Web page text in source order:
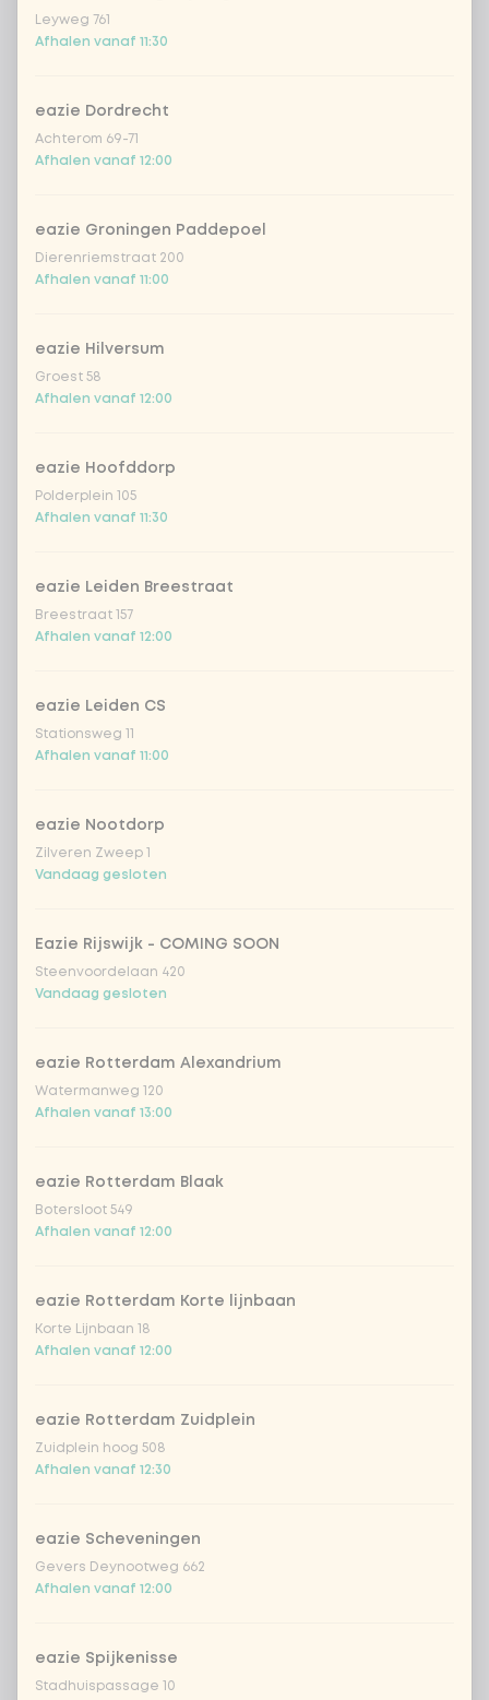
sweet sour sauce (vegan)
black chilli
thai curry (vega)
bombai curry (vega)
sweet 'n spicy (vegan)
Rijst of noedels
sushirijst (soft & sticky)
zilvervlies rijst
ramen noedels
udon noedels
ramen volkoren noedels
extra groente
babymaïs
broccoli
Leyweg 761
Afhalen vanaf 11:30
eazie Dordrecht
Achterom 69-71
Afhalen vanaf 12:00
eazie Groningen Paddepoel
Dierenriemstraat 200
Afhalen vanaf 11:00
eazie Hilversum
Groest 58
Afhalen vanaf 12:00
eazie Hoofddorp
Polderplein 105
Afhalen vanaf 11:30
eazie Leiden Breestraat
Breestraat 157
Afhalen vanaf 12:00
eazie Leiden CS
Stationsweg 11
Afhalen vanaf 11:00
eazie Nootdorp
Zilveren Zweep 1
Vandaag gesloten
Eazie Rijswijk - COMING SOON
Steenvoordelaan 420
Vandaag gesloten
eazie Rotterdam Alexandrium
Watermanweg 120
Afhalen vanaf 13:00
eazie Rotterdam Blaak
Botersloot 549
Afhalen vanaf 12:00
eazie Rotterdam Korte lijnbaan
Korte Lijnbaan 18
Afhalen vanaf 12:00
eazie Rotterdam Zuidplein
Zuidplein hoog 508
Afhalen vanaf 12:30
eazie Scheveningen
Gevers Deynootweg 662
Afhalen vanaf 12:00
eazie Spijkenisse
Stadhuispassage 10